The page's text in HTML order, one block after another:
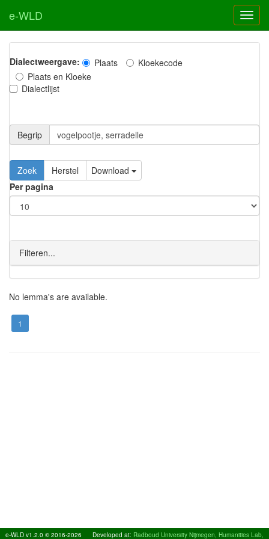
e-WLD
Dialectweergave: Plaats
Kloekecode
Plaats en Kloeke
Dialectlijst
Begrip
Zoek Herstel
Download
Per pagina
Filteren...
No lemma's are available.
1
e-WLD v1.2.0 © 2016-2026 Developed at: Radboud University Nijmegen, Humanities Lab,